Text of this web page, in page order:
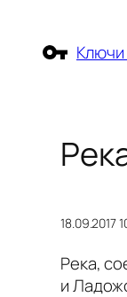
содержимому
18.09.2017
Река,
и